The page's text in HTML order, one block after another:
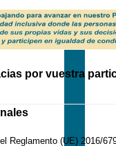
por vuestra
Reglamento (UE) 2016/